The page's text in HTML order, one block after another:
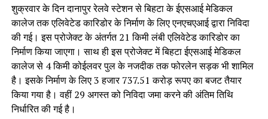
शुक्रवार के दिन दानापुर रेलवे स्टेशन से बिहटा के ईएसआई मेडिकल
कालेज तक एलिवेटेड कारिडोर के निर्माण के लिए एनएचएआई द्वारा निविदा
की गई। इस प्रोजेक्ट के अंतर्गत 21 किमी लंबी एलिवेटेड कारिडोर का
निर्माण किया जाएगा। साथ ही इस प्रोजेक्ट में बिहटा ईएसआई मेडिकल
कालेज से 4 किमी कोईलवर पुल के नजदीक तक फोरलेन सड़क भी शामिल
है। इसके निर्माण के लिए 3 हजार 737.51 करोड़ रूपए का बजट तैयार
किया गया है। वहीं 29 अगस्त को निविदा जमा करने की अंतिम तिथि
निर्धारित की गई है।